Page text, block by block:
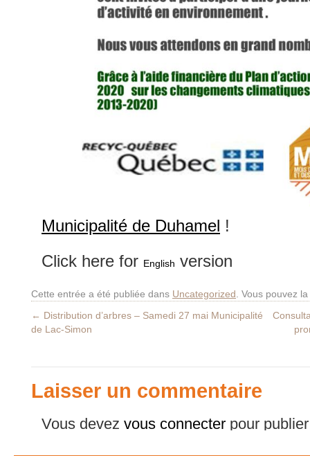
Municipalité de Duhamel !
Click here for English version
Cette entrée a été publiée dans Uncategorized. Vous pouvez
← Distribution d’arbres – Samedi 27 mai Municipalité
de Lac-Simon
Laisser un commentaire
Vous devez vous connecter pour